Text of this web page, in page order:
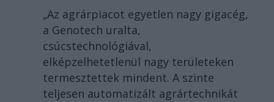
„Az agrárpiacot egyetlen nagy gigacég,
a Genotech uralta,
csúcstechnológiával,
elképzelhetetlenül nagy területeken
termesztettek mindent. A szinte
teljesen automatizált agrártechnikát